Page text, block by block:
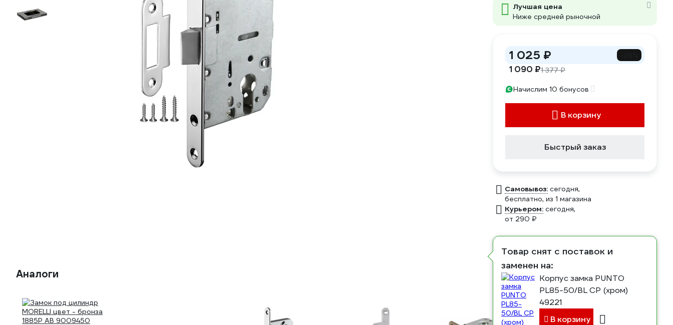
Лучшая цена
Ниже средней рыночной
1 025 ₽
1 090 ₽1 377 ₽
Начислим 10 бонусов
В корзину
Быстрый заказ
Самовывоз: сегодня,
бесплатно, из 1 магазина
Курьером: сегодня,
от 290 ₽
Товар снят с поставок и
заменен на:
Корпус замка PUNTO
PL85-50/BL CP (хром)
49221
В корзину
Аналоги